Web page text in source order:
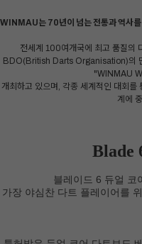
WINMAU는 70년이 넘는 전통과 역사를
전세계 100여개국에 최고 품질의
BDO(British Darts Organisation)의
"WINMAU
개최하고 있으며, 각종 세계적인 대회를
계에
Blade
블레이드 6 듀얼 코
가장 야심찬 다트 플레이어를